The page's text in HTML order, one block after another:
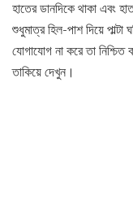
হাতের ডানদিকে থাকা এবং
শুধুমাত্র হিল-পাশ দিয়ে পাল্টা
যোগাযোগ না করে তা
তাকিয়ে দেখুন।